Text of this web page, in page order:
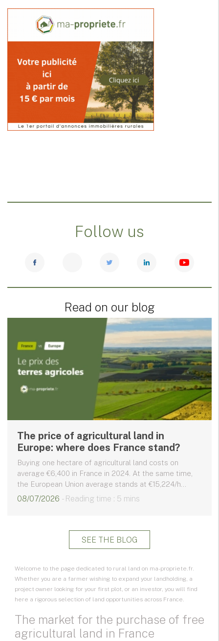
Follow us
Read on our blog
The price of agricultural land in
Europe: where does France stand?
Buying one hectare of agricultural land costs on
average €6,400 in France in 2024. At the same time,
the European Union average stands at €15,224/h...
08/07/2026 - Reading time : 5 mins
SEE THE BLOG
Welcome to the page dedicated to rural land on ma-propriete.fr.
Whether you are a farmer wishing to expand your landholding, a
project owner looking for your first plot, or an investor, you will find
here a rigorous selection of land opportunities across France.
The market for the purchase of free
agricultural land in France